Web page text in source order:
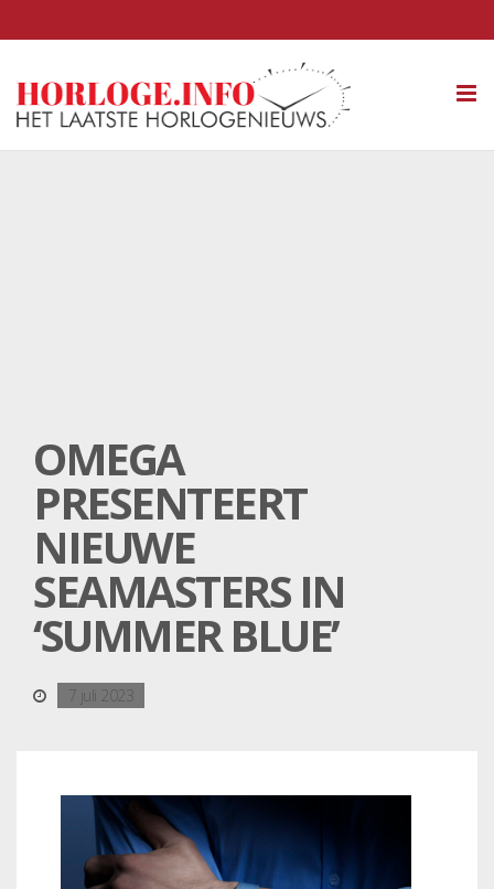
OMEGA
PRESENTEERT
NIEUWE
SEAMASTERS IN
‘SUMMER BLUE’
7 juli 2023